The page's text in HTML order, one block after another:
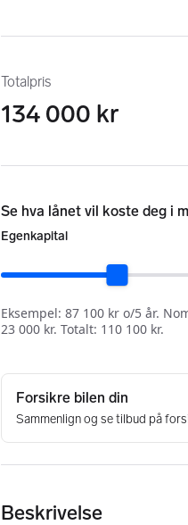
Totalpris
134 000 kr
Beskrivelse